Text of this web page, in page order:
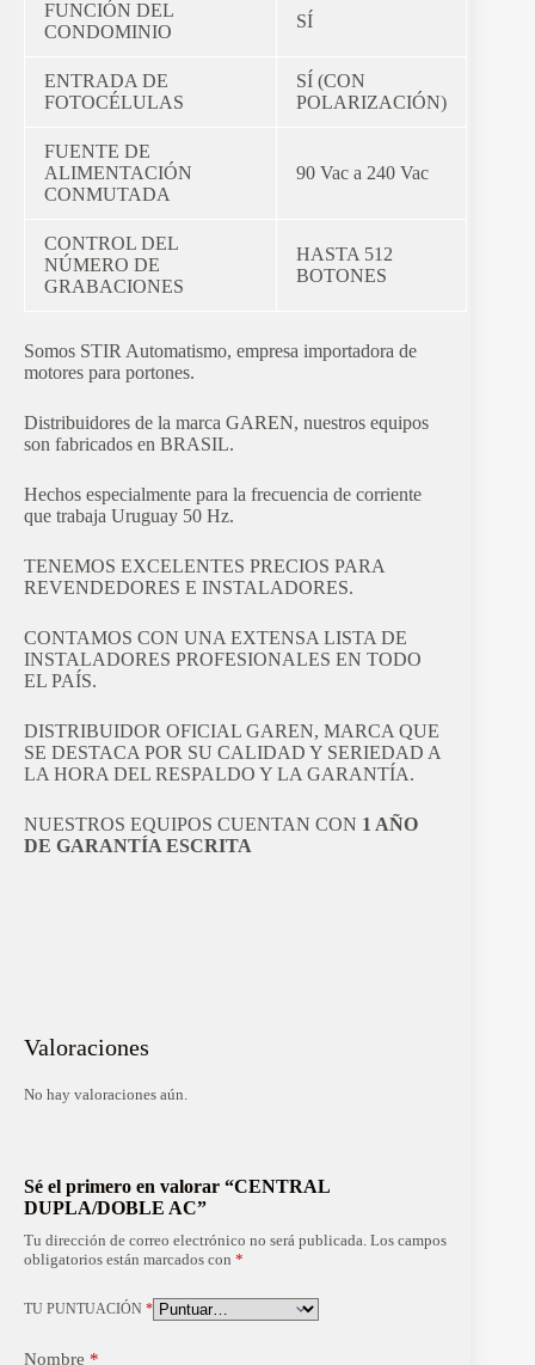
FUNCIÓN DEL
CONDOMINIO
SÍ
ENTRADA DE
FOTOCÉLULAS
SÍ (CON
POLARIZACIÓN)
FUENTE DE
ALIMENTACIÓN
CONMUTADA
90 Vac a 240 Vac
CONTROL DEL
NÚMERO DE
GRABACIONES
HASTA 512
BOTONES
Somos STIR Automatismo, empresa importadora de
motores para portones.
Distribuidores de la marca GAREN, nuestros equipos
son fabricados en BRASIL.
Hechos especialmente para la frecuencia de corriente
que trabaja Uruguay 50 Hz.
TENEMOS EXCELENTES PRECIOS PARA
REVENDEDORES E INSTALADORES.
CONTAMOS CON UNA EXTENSA LISTA DE
INSTALADORES PROFESIONALES EN TODO
EL PAÍS.
DISTRIBUIDOR OFICIAL GAREN, MARCA QUE
SE DESTACA POR SU CALIDAD Y SERIEDAD A
LA HORA DEL RESPALDO Y LA GARANTÍA.
NUESTROS EQUIPOS CUENTAN CON 1 AÑO
DE GARANTÍA ESCRITA
Valoraciones
No hay valoraciones aún.
Sé el primero en valorar “CENTRAL
DUPLA/DOBLE AC”
Tu dirección de correo electrónico no será publicada. Los campos
obligatorios están marcados con *
TU PUNTUACIÓN *
Nombre *